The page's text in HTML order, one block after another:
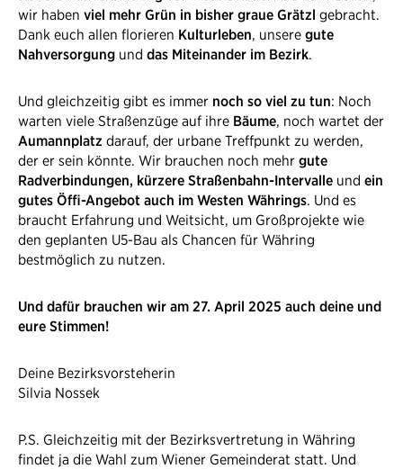
wir haben viel mehr Grün in bisher graue Grätzl gebracht.
Dank euch allen florieren Kulturleben, unsere gute
Nahversorgung und das Miteinander im Bezirk.
Und gleichzeitig gibt es immer noch so viel zu tun: Noch
warten viele Straßenzüge auf ihre Bäume, noch wartet der
Aumannplatz darauf, der urbane Treffpunkt zu werden,
der er sein könnte. Wir brauchen noch mehr gute
Radverbindungen, kürzere Straßenbahn-Intervalle und ein
gutes Öffi-Angebot auch im Westen Währings. Und es
braucht Erfahrung und Weitsicht, um Großprojekte wie
den geplanten U5-Bau als Chancen für Währing
bestmöglich zu nutzen.
Und dafür brauchen wir am 27. April 2025 auch deine und
eure Stimmen!
Deine Bezirksvorsteherin
Silvia Nossek
P.S. Gleichzeitig mit der Bezirksvertretung in Währing
findet ja die Wahl zum Wiener Gemeinderat statt. Und